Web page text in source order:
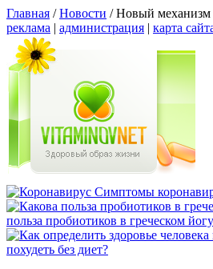
Главная /Новости /Новый
реклама | администрация | карта
Симптомы
польза пробиотиков в греческом
похудеть без диет?